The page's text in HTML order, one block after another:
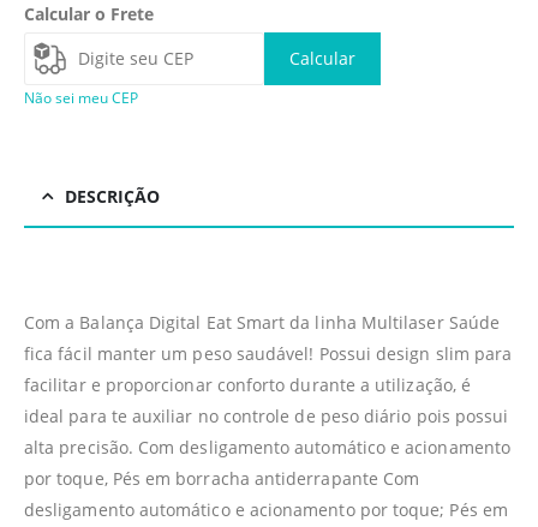
Calcular o Frete
Calcular
Não sei meu CEP
DESCRIÇÃO
Com a Balança Digital Eat Smart da linha Multilaser Saúde
fica fácil manter um peso saudável! Possui design slim para
facilitar e proporcionar conforto durante a utilização, é
ideal para te auxiliar no controle de peso diário pois possui
alta precisão. Com desligamento automático e acionamento
por toque, Pés em borracha antiderrapante Com
desligamento automático e acionamento por toque; Pés em